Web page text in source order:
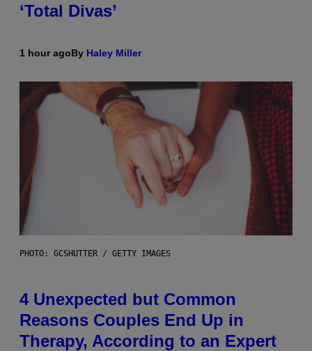
‘Total Divas’
1 hour agoBy Haley Miller
PHOTO: GCSHUTTER / GETTY IMAGES
4 Unexpected but Common
Reasons Couples End Up in
Therapy, According to an Expert